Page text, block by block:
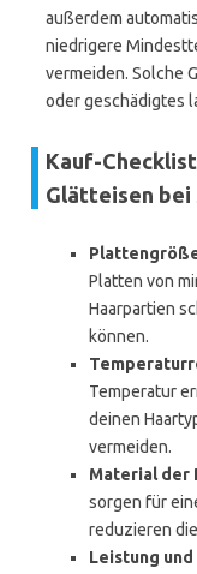
außerdem
niedrigere
vermeiden. Solche
oder geschädigtes
Kauf-
Glätteisen bei
Platten von
Haarpartien
können.
Temperatur
deinen
vermeiden.
Material der
sorgen für
reduzieren
Leistung